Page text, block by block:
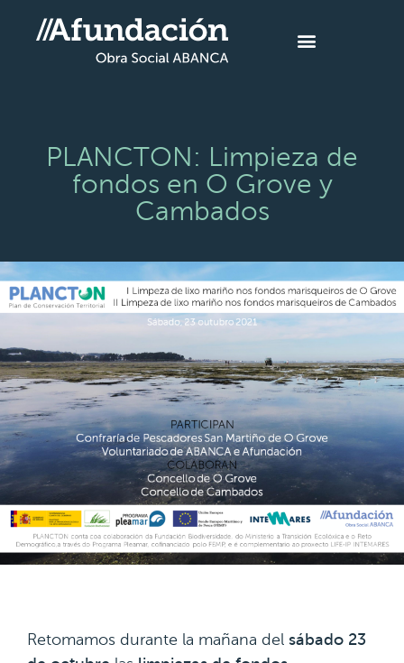
PLANCTON: Limpieza de
fondos en O Grove y
Cambados
Retomamos durante la mañana del sábado 23